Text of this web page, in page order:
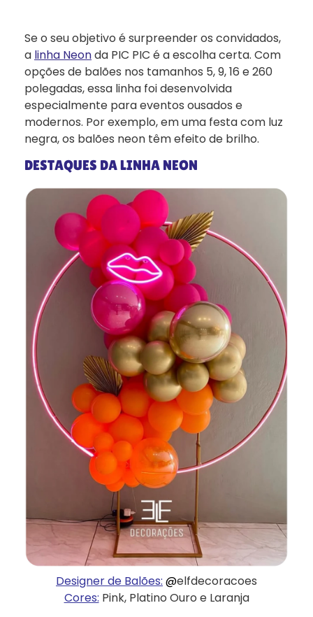
Se o seu objetivo é surpreender os convidados,
a linha Neonda PIC PIC é a escolha certa. Com
opções de balões nos tamanhos 5, 9, 16 e 260
polegadas, essa linha foi desenvolvida
especialmente para eventos ousados e
modernos. Por exemplo, em uma festa com luz
negra, os balões neon têm efeito de brilho.
DESTAQUES DA LINHA NEON
Designer de Balões: @elfdecoracoes
Cores: Pink, Platino Ouro e Laranja